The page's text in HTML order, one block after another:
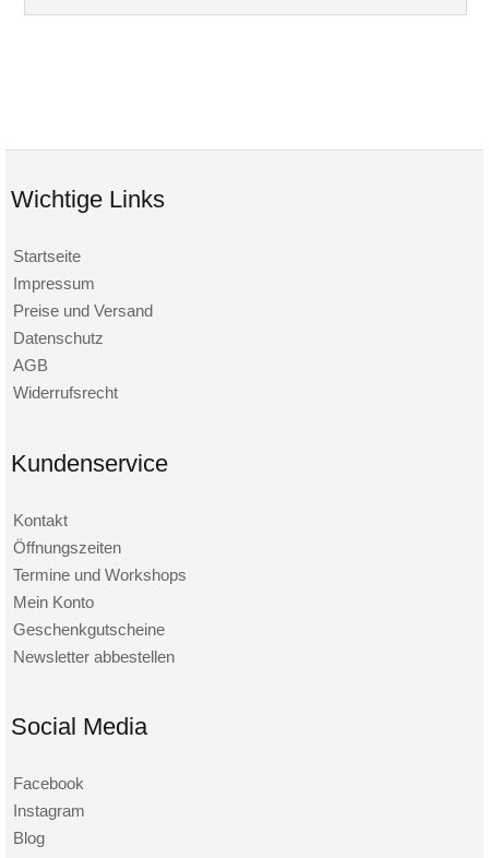
Wichtige Links
Startseite
Impressum
Preise und Versand
Datenschutz
AGB
Widerrufsrecht
Kundenservice
Kontakt
Öffnungszeiten
Termine und Workshops
Mein Konto
Geschenkgutscheine
Newsletter abbestellen
Social Media
Facebook
Instagram
Blog